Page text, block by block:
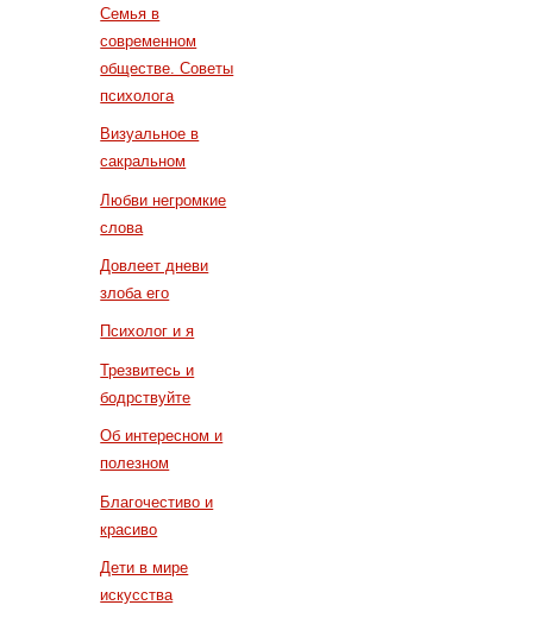
Семья в
современном
обществе. Советы
психолога
Визуальное в
сакральном
Любви негромкие
слова
Довлеет дневи
злоба его
Психолог и я
Трезвитесь и
бодрствуйте
Об интересном и
полезном
Благочестиво и
красиво
Дети в мире
искусства